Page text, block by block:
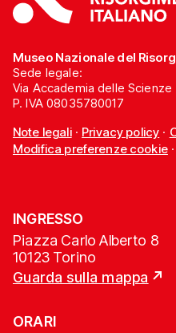
Museo Nazionale del
Sede legale:
Via Accademia delle Scienze
P. IVA 08035780017
Note legali· Privacy policy ·
Modifica preferenze cookie·
INGRESSO
Piazza Carlo Alberto 8
10123 Torino
Guarda sulla mappa
ORARI